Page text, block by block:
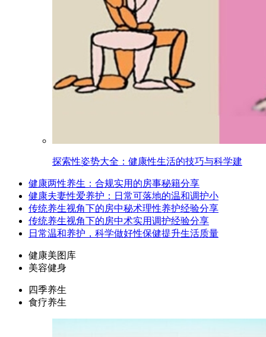
探索性姿势大全：健康性生活的技巧与科学建
健康两性养生：合规实用的房事秘籍分享
健康夫妻性爱养护：日常可落地的温和调护小
传统养生视角下的房中秘术理性养护经验分享
传统养生视角下的房中术实用调护经验分享
日常温和养护，科学做好性保健提升生活质量
健康美图库
美容健身
四季养生
食疗养生